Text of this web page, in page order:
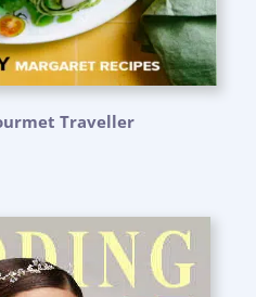
Traveller